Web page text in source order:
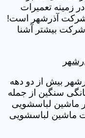
زمینه تعمیرات
شرکت آذرشهر است!
شرکت بیشتر آشنا
بیش از دو دهه
سنگین از جمله
ماشین لباسشویی
ماشین لباسشویی